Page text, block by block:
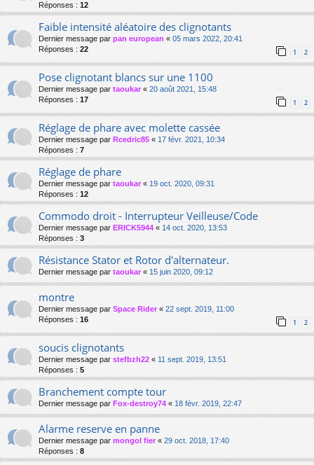
Réponses : 12
Faible intensité aléatoire des clignotants
Dernier message par pan european « 05 mars 2022, 20:41
Réponses : 22 1 2
Pose clignotant blancs sur une 1100
Dernier message par taoukar « 20 août 2021, 15:48
Réponses : 17 1 2
Réglage de phare avec molette cassée
Dernier message par Rcedric85 « 17 févr. 2021, 10:34
Réponses : 7
Réglage de phare
Dernier message par taoukar « 19 oct. 2020, 09:31
Réponses : 12
Commodo droit - Interrupteur Veilleuse/Code
Dernier message par ERICK5944 « 14 oct. 2020, 13:53
Réponses : 3
Résistance Stator et Rotor d'alternateur.
Dernier message par taoukar « 15 juin 2020, 09:12
montre
Dernier message par Space Rider « 22 sept. 2019, 11:00
Réponses : 16 1 2
soucis clignotants
Dernier message par stefbzh22 « 11 sept. 2019, 13:51
Réponses : 5
Branchement compte tour
Dernier message par Fox-destroy74 « 18 févr. 2019, 22:47
Alarme reserve en panne
Dernier message par mongol fier « 29 oct. 2018, 17:40
Réponses : 8